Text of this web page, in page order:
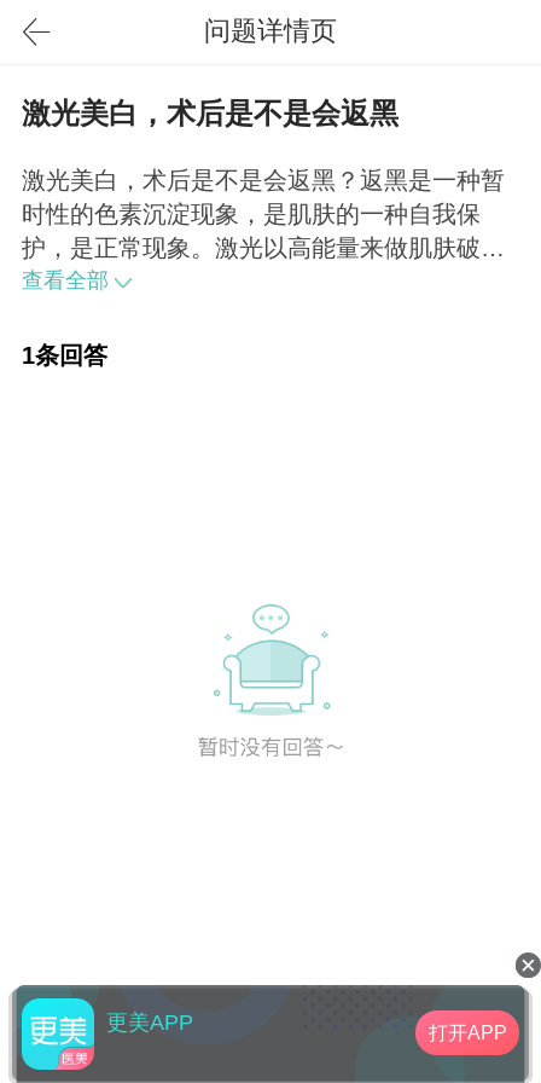
问题详情页
激光美白，术后是不是会返黑
激光美白，术后是不是会返黑？返黑是一种暂
时性的色素沉淀现象，是肌肤的一种自我保
护，是正常现象。激光以高能量来做肌肤破坏
后重建，因此会刺激肌肤产生发炎反应，一般
只要在术后依照正确方式加强护理，这种返黑
查看全部
1条回答
更美APP 打开APP